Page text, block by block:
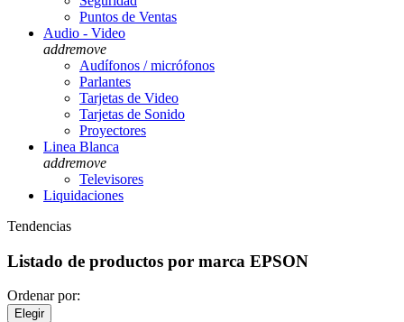
Puntos de Ventas
Audio - Video
addremove
Audífonos / micrófonos
Parlantes
Tarjetas de Video
Tarjetas de Sonido
Proyectores
Linea Blanca
addremove
Televisores
Liquidaciones
Tendencias
Listado de productos por marca EPSON
Ordenar por:
Elegir